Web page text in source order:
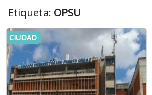
Etiqueta: OPSU
CIUDAD